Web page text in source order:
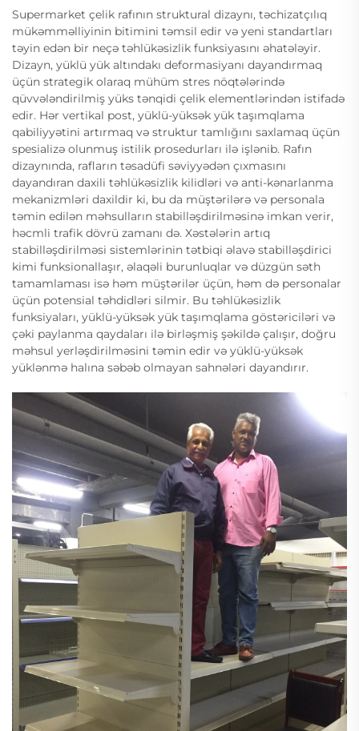
Supermarket çelik rafının struktural dizaynı, təchizatçılıq
mükəmməlliyinin bitimini təmsil edir və yeni standartları
təyin edən bir neçə təhlükəsizlik funksiyasını əhatələyir.
Dizayn, yüklü yük altındakı deformasiyanı dayandırmaq
üçün strategik olaraq mühüm stres nöqtələrində
qüvvələndirilmiş yüks tənqidi çelik elementlərindən istifadə
edir. Hər vertikal post, yüklü-yüksək yük taşımqlama
qabiliyyətini artırmaq və struktur tamlığını saxlamaq üçün
spesializə olunmuş istilik prosedurları ilə işlənib. Rafın
dizaynında, rafların təsadüfi səviyyədən çıxmasını
dayandıran daxili təhlükəsizlik kilidləri və anti-kənarlanma
mekanizmləri daxildir ki, bu da müştərilərə və personala
təmin edilən məhsulların stabilləşdirilməsinə imkan verir,
həcmli trafik dövrü zamanı də. Xəstələrin artıq
stabilləşdirilməsi sistemlərinin tətbiqi əlavə stabilləşdirici
kimi funksionallaşır, əlaqəli burunluqlar və düzgün səth
tamamlaması isə həm müştərilər üçün, həm də personalar
üçün potensial təhdidləri silmir. Bu təhlükəsizlik
funksiyaları, yüklü-yüksək yük taşımqlama göstəriciləri və
çəki paylanma qaydaları ilə birləşmiş şəkildə çalışır, doğru
məhsul yerləşdirilməsini təmin edir və yüklü-yüksək
yüklənmə halına səbəb olmayan sahnələri dayandırır.